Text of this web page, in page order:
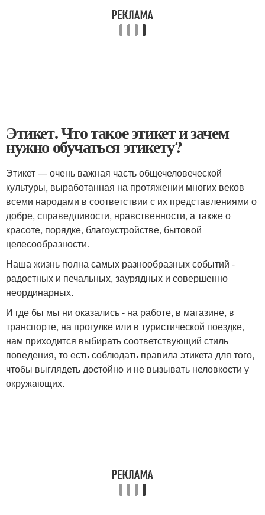
Этикет. Что такое этикет и зачем
нужно обучаться этикету?
Этикет — очень важная часть общечеловеческой
культуры, выработанная на протяжении многих веков
всеми народами в соответствии с их представлениями о
добре, справедливости, нравственности, а также о
красоте, порядке, благоустройстве, бытовой
целесообразности.
Наша жизнь полна самых разнообразных событий -
радостных и печальных, заурядных и совершенно
неординарных.
И где бы мы ни оказались - на работе, в магазине, в
транспорте, на прогулке или в туристической поездке,
нам приходится выбирать соответствующий стиль
поведения, то есть соблюдать правила этикета для того,
чтобы выглядеть достойно и не вызывать неловкости у
окружающих.